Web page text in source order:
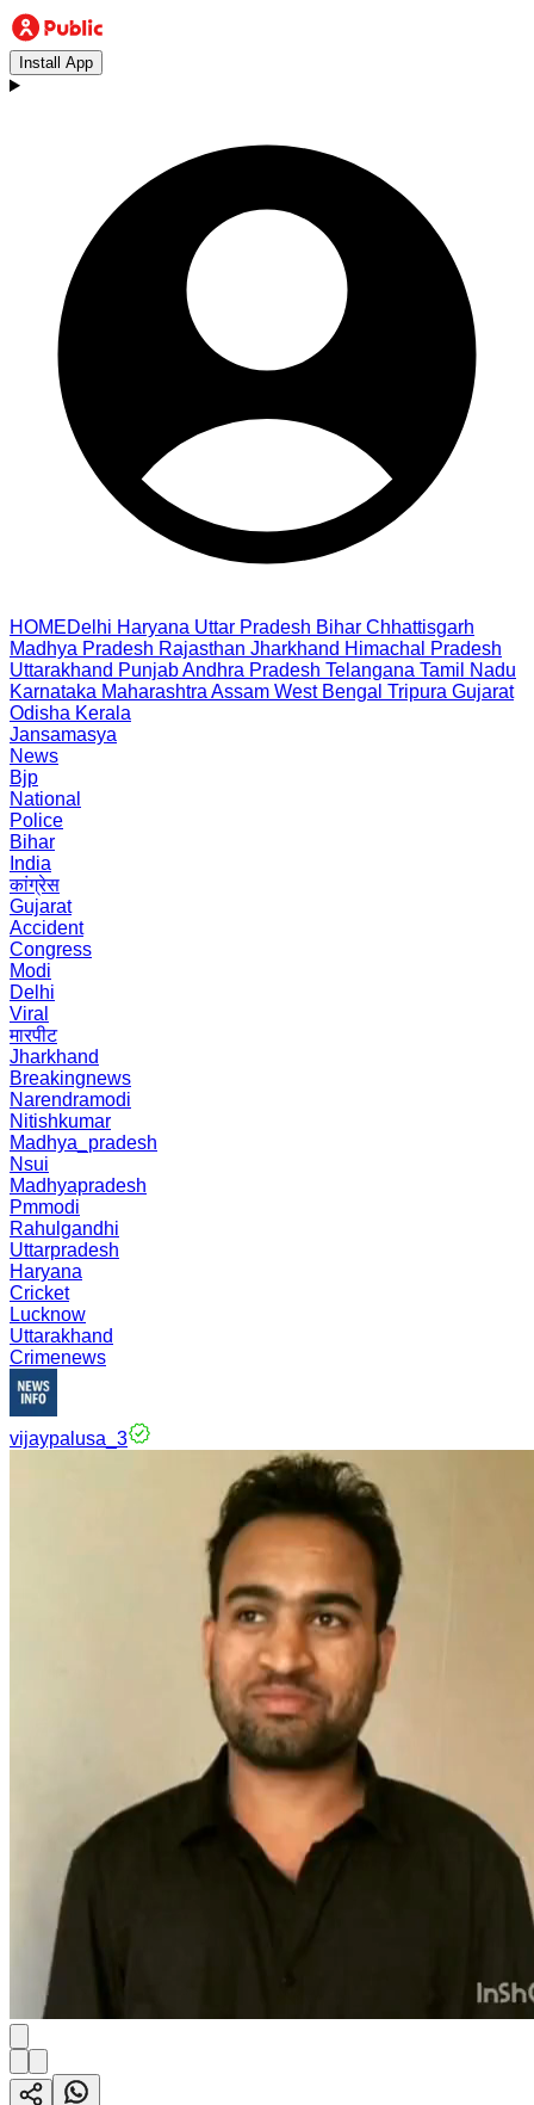
Install App
HOMEDelhi Haryana Uttar Pradesh Bihar Chhattisgarh
Madhya Pradesh Rajasthan Jharkhand Himachal Pradesh
Uttarakhand PunjabAndhra Pradesh Telangana Tamil Nadu
Karnataka Maharashtra Assam West Bengal Tripura Gujarat
Odisha Kerala
Jansamasya
News
Bjp
National
Police
Bihar
India
कांग्रेस
Gujarat
Accident
Congress
Modi
Delhi
Viral
मारपीट
Jharkhand
Breakingnews
Narendramodi
Nitishkumar
Madhya_pradesh
Nsui
Madhyapradesh
Pmmodi
Rahulgandhi
Uttarpradesh
Haryana
Cricket
Lucknow
Uttarakhand
Crimenews
vijaypalusa_3